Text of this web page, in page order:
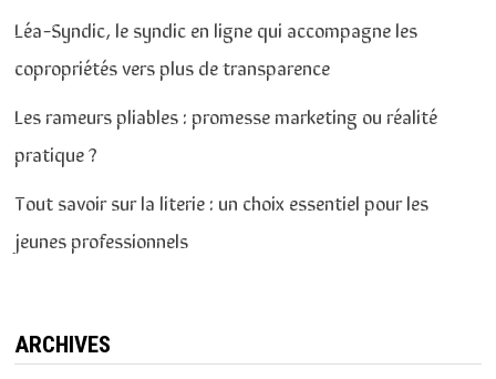
Léa-Syndic, le syndic en ligne qui accompagne les
copropriétés vers plus de transparence
Les rameurs pliables : promesse marketing ou réalité
pratique ?
Tout savoir sur la literie : un choix essentiel pour les
jeunes professionnels
ARCHIVES